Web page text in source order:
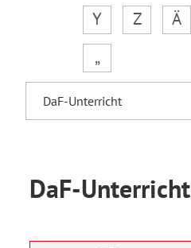
Y
Z Ä
„
DaF-Unterricht